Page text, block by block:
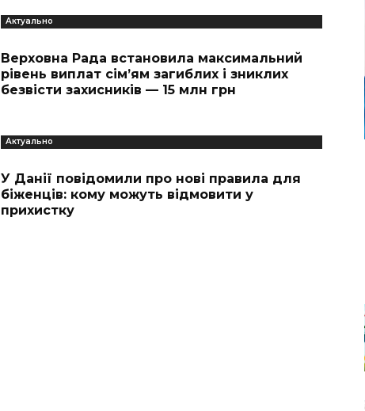
Актуально
Верховна Рада встановила максимальний
рівень виплат сім’ям загиблих і зниклих
безвісти захисників — 15 млн грн
Актуально
У Данії повідомили про нові правила для
біженців: кому можуть відмовити у
прихистку